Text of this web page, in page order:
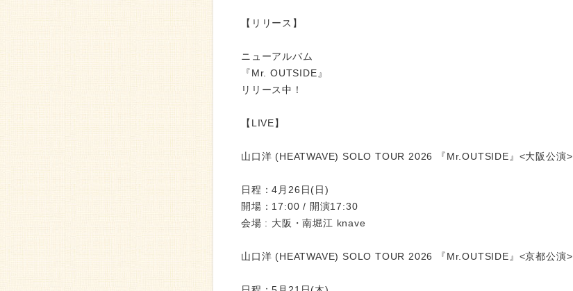
【リリース】
ニューアルバム
『Mr. OUTSIDE』
リリース中！
【LIVE】
山口洋 (HEATWAVE) SOLO TOUR 2026 『Mr.OUTSIDE』<大阪公演>
日程：4月26日(日)
開場：17:00 / 開演17:30
会場 : 大阪・南堀江 knave
山口洋 (HEATWAVE) SOLO TOUR 2026 『Mr.OUTSIDE』<京都公演>